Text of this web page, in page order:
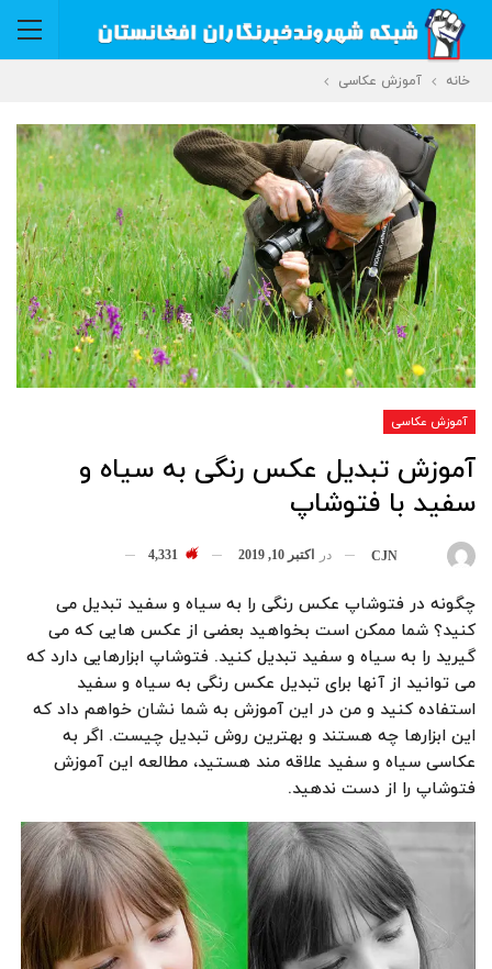
خانه آموزش عکاسی
آموزش عکاسی
آموزش تبدیل عکس رنگی به سیاه و
سفید با فتوشاپ
CJN در اکتبر 10, 2019 4,331
چگونه در فتوشاپ عکس رنگی را به سیاه و سفید تبدیل می
کنید؟ شما ممکن است بخواهید بعضی از عکس هایی که می
گیرید را به سیاه و سفید تبدیل کنید. فتوشاپ ابزارهایی دارد که
می توانید از آنها برای تبدیل عکس رنگی به سیاه و سفید
استفاده کنید و من در این آموزش به شما نشان خواهم داد که
این ابزارها چه هستند و بهترین روش تبدیل چیست. اگر به
عکاسی سیاه و سفید علاقه مند هستید، مطالعه این آموزش
فتوشاپ را از دست ندهید.